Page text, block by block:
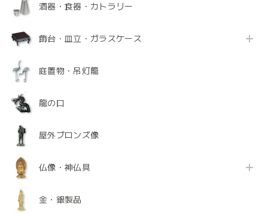
酒器・食器・カトラリー
飾台・皿立・ガラスケース
庭置物・吊灯籠
龍の口
屋外ブロンズ像
仏像・神仏具
金・銀製品